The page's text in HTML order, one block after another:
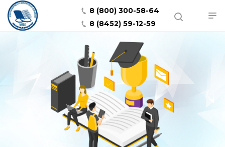
8 (800) 300-58-64
8 (8452) 59-12-59